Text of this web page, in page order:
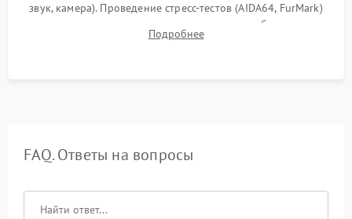
звук, камера). Проведение стресс-тестов (AIDA64, FurMark)
для контроля температурного режима и стабильности
системы под пиковой нагрузкой.
Подробнее
FAQ. Ответы на вопросы